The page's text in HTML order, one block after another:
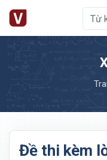
Đề thi kèm